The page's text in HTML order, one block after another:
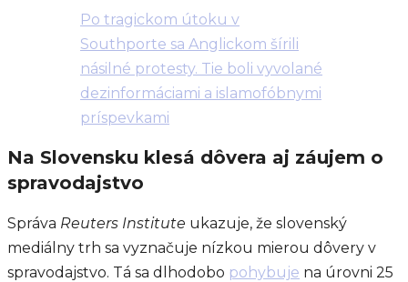
Po tragickom útoku v
Southporte sa Anglickom šírili
násilné protesty. Tie boli vyvolané
dezinformáciami a islamofóbnymi
príspevkami
Na Slovensku klesá dôvera aj záujem o
spravodajstvo
Správa Reuters Institute ukazuje, že slovenský
mediálny trh sa vyznačuje nízkou mierou dôvery v
spravodajstvo. Tá sa dlhodobo pohybuje na úrovni 25